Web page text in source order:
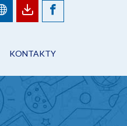
KONTAKTY
ŠKOLA
PRACOVNÍCI ŠKOLY